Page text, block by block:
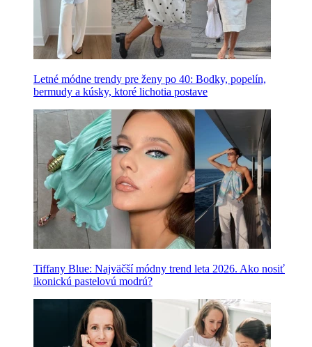
Letné módne trendy pre ženy po 40: Bodky, popelín,
bermudy a kúsky, ktoré lichotia postave
Tiffany Blue: Najväčší módny trend leta 2026. Ako nosiť
ikonickú pastelovú modrú?